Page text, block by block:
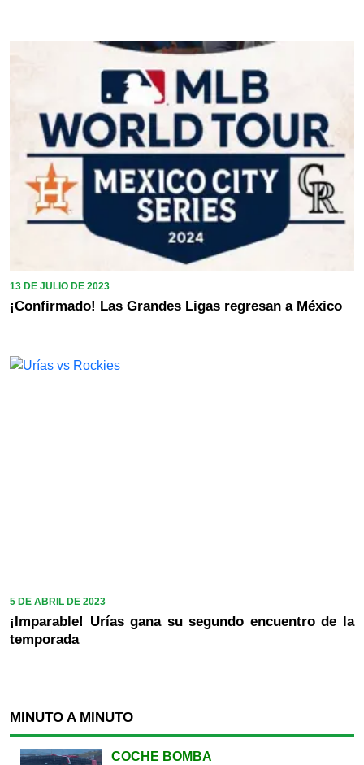
13 DE JULIO DE 2023
¡Confirmado! Las Grandes Ligas regresan a México
5 DE ABRIL DE 2023
¡Imparable! Urías gana su segundo encuentro de la
temporada
MINUTO A MINUTO
COCHE BOMBA